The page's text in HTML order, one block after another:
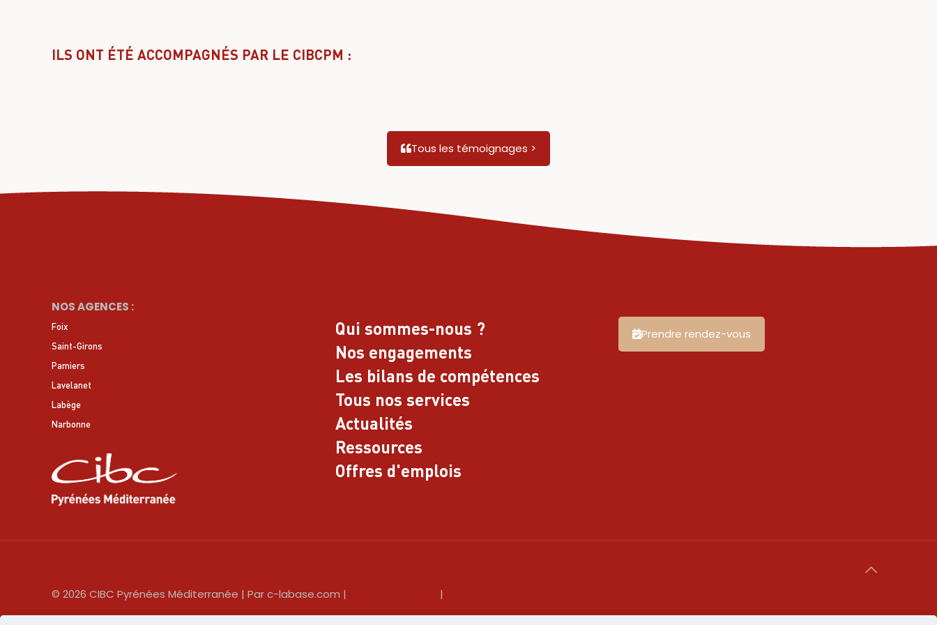
ILS ONT ÉTÉ ACCOMPAGNÉS PAR LE CIBCPM :
Tous les témoignages >
NOS AGENCES :
Foix
Saint-Girons
Pamiers
Lavelanet
Labège
Narbonne
Qui sommes-nous ?
Nos engagements
Les bilans de compétences
Tous nos services
Actualités
Ressources
Offres d'emplois
Prendre rendez-vous
© 2026 CIBC Pyrénées Méditerranée | Par c-labase.com | |